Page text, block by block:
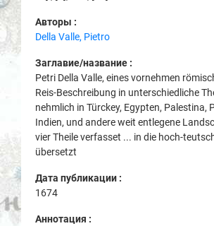
Авторы :
Della Valle, Pietro
Заглавие/название :
Petri Della Valle, eines vornehmen
Reis-Beschreibung in unterschiedliche
nehmlich in Türckey, Egypten, Palestina,
Indien, und andere weit entlegene
vier Theile verfasset ... in die hoch-
übersetzt
Дата публикации :
1674
Аннотация :